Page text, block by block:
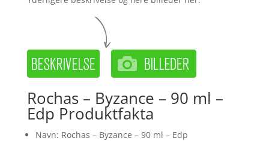
Rochas – Byzance – 90 ml –
Edp Produktfakta
Navn: Rochas – Byzance – 90 ml – Edp